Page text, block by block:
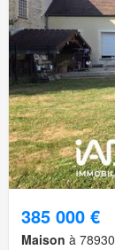
385 000 €
Maison à